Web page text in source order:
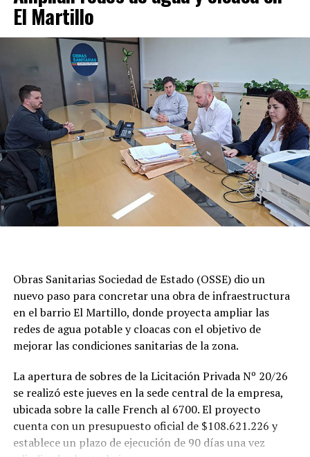
El Martillo
Obras Sanitarias Sociedad de Estado (OSSE) dio un
nuevo paso para concretar una obra de infraestructura
en el barrio El Martillo, donde proyecta ampliar las
redes de agua potable y cloacas con el objetivo de
mejorar las condiciones sanitarias de la zona.
La apertura de sobres de la Licitación Privada Nº 20/26
se realizó este jueves en la sede central de la empresa,
ubicada sobre la calle French al 6700. El proyecto
cuenta con un presupuesto oficial de $108.621.226 y
establece un plazo de ejecución de 90 días una vez